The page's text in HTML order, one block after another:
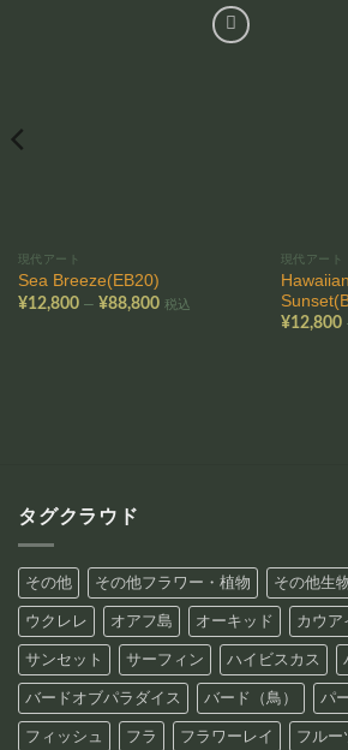
現代アート
Sea Breeze(EB20)
¥12,800 – ¥88,800価税込
現代アート
¥12,800
タグクラウド
その他 その他フラワー・植物 その他生
ウクレレ オアフ島 オーキッド カウア
サンセット サーフィン ハイビスカス
バードオブパラダイス バード（鳥） パ
フィッシュ フラ フラワーレイ フルー